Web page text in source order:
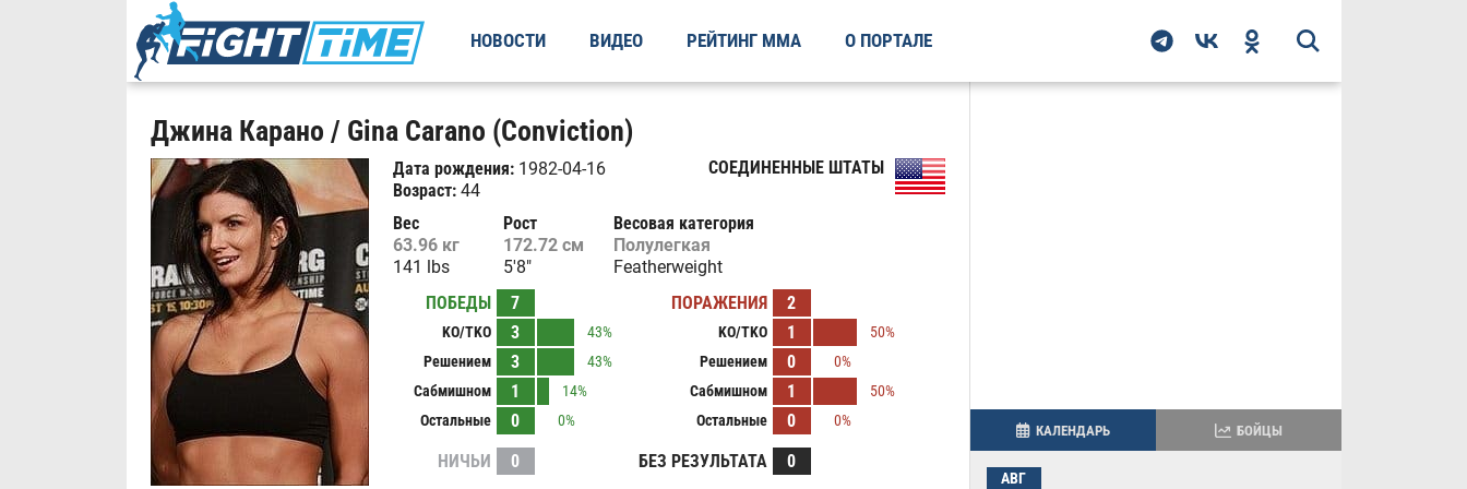
НОВОСТИ ВИДЕО РЕЙТИНГ ММА О ПОРТАЛЕ
Джина Карано / Gina Carano (Conviction)
Дата рождения:1982-04-16
Возраст:44
СОЕДИНЕННЫЕ ШТАТЫ
Вес
63.96 кг
141 lbs
Рост
172.72 см
5'8"
Весовая категория
Полулегкая
Featherweight
ПОБЕДЫ
7
KO/TKO 3
43%
Решением
3
43%
Сабмишном
1
14%
Остальные
0 0%
ПОРАЖЕНИЯ 2
KO/TKO 1
50%
Решением
0
0%
Сабмишном
1
50%
Остальные
0 0%
НИЧЬИ 0 БЕЗ РЕЗУЛЬТАТА 0
КАЛЕНДАРЬ БОЙЦЫ
АВГ